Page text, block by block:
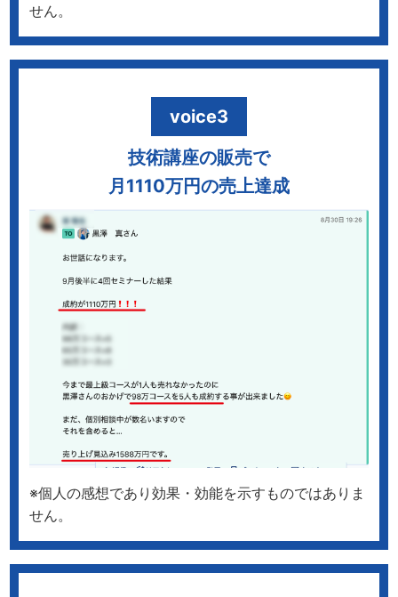
せん。
voice3
技術講座の販売で
月1110万円の売上達成
※個人の感想であり効果・効能を示すものではありま
せん。